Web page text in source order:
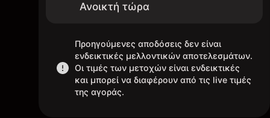
Ανοικτή τώρα
Προηγούμενες αποδόσεις δεν είναι
ενδεικτικές μελλοντικών αποτελεσμάτων.
Οι τιμές των μετοχών είναι ενδεικτικές
και μπορεί να διαφέρουν από τις live τιμές
της αγοράς.